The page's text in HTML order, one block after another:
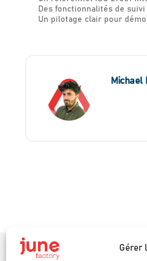
Gérer
Des fonctionnalités de
Un pilotage clair pour
Michael